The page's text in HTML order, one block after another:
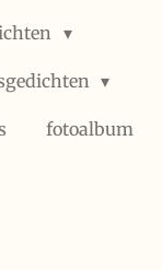
fotoalbum